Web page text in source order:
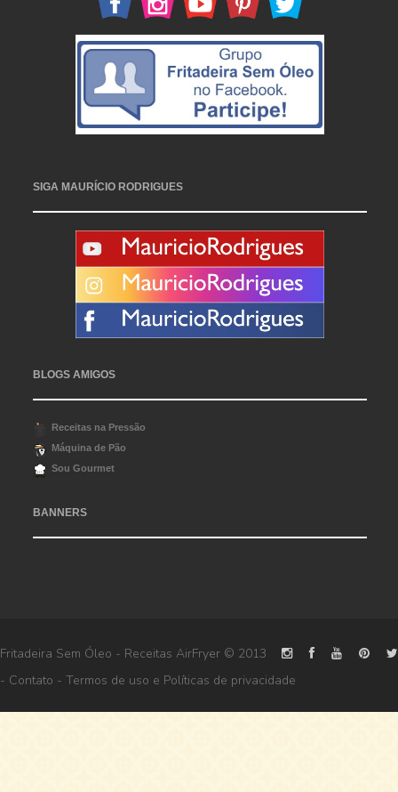
SIGA MAURÍCIO RODRIGUES
BLOGS AMIGOS
Receitas na Pressão
Máquina de Pão
Sou Gourmet
BANNERS
Fritadeira Sem Óleo - Receitas AirFryer © 2013
- Contato - Termos de uso e Políticas de privacidade